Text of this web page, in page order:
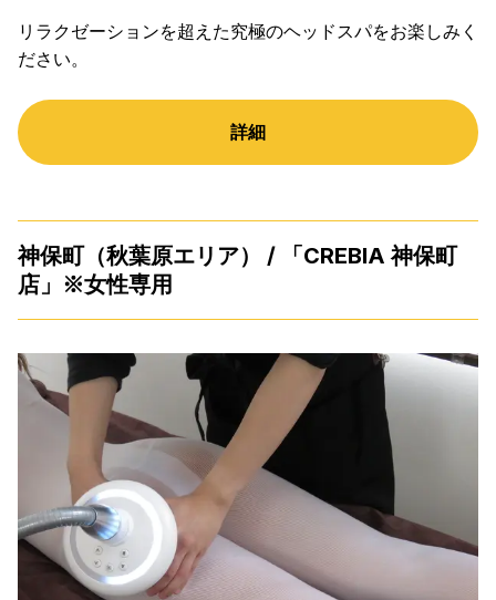
リラクゼーションを超えた究極のヘッドスパをお楽しみく
ださい。
詳細
神保町（秋葉原エリア） / 「CREBIA 神保町
店」※女性専用